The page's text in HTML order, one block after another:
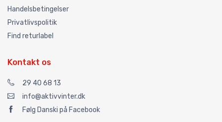
Handelsbetingelser
Privatlivspolitik
Find returlabel
Kontakt os
29 40 68 13
info@aktivvinter.dk
Følg Danski på Facebook